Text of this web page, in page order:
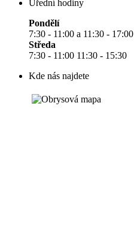
Úřední hodiny
Pondělí
7:30 - 11:00 a 11:30 - 17:00
Středa
7:30 - 11:00 11:30 - 15:30
Kde nás najdete